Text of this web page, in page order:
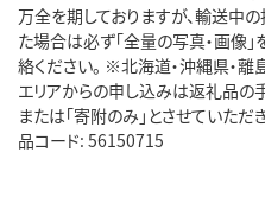
万全を期しておりますが、輸送中
た場合は必ず「全量の写真・画像
絡ください。 ※北海道・沖縄県・
エリアからの申し込みは返礼品の
または「寄附のみ」とさせていた
品コード: 56150715